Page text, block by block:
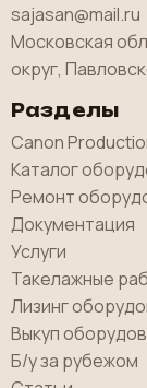
sajasan@mail.ru
Московская
округ,
Разделы
Canon
Каталог
Ремонт
Документация
Услуги
Такелажные
Лизинг
Выкуп
Б/у за рубежом